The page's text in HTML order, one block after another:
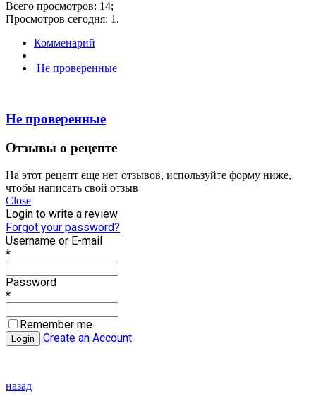
Всего просмотров: 14;
Просмотров сегодня: 1.
Комменарий
Не проверенные
Не проверенные
Отзывы о рецепте
На этот рецепт еще нет отзывов, используйте форму ниже,
чтобы написать свой отзыв
Close
Login to write a review
Forgot your password?
Username or E-mail
*
Password
*
Remember me
Create an Account
назад